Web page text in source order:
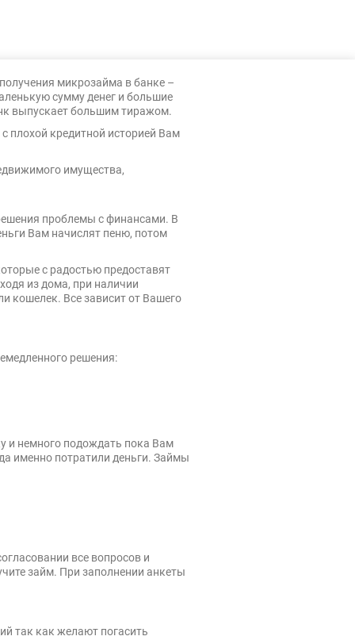
микрозайма в банке –
сумму денег и большие
выпускает большим тиражом.
плохой кредитной историей Вам
имущества,
проблемы с финансами. В
Вам начислят пеню, потом
с радостью предоставят
из дома, при наличии
кошелек. Все зависит от Вашего
решения:
и немного подождать пока Вам
именно потратили деньги. Займы
все вопросов и
займ. При заполнении анкеты
так как желают погасить